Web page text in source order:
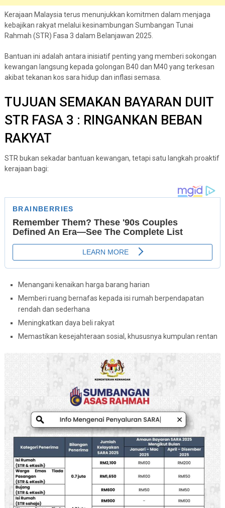
Kerajaan Malaysia terus menunjukkan komitmen dalam menjaga
kebajikan rakyat melalui kesinambungan Sumbangan Tunai
Rahmah (STR) Fasa 3 dalam Belanjawan 2025.
Bantuan ini adalah antara inisiatif penting yang memberi sokongan
kewangan langsung kepada golongan B40 dan M40 yang terkesan
akibat tekanan kos sara hidup dan inflasi semasa.
TUJUAN SEMAKAN BAYARAN DUIT
STR FASA 3 : RINGANKAN BEBAN
RAKYAT
STR bukan sekadar bantuan kewangan, tetapi satu langkah proaktif
kerajaan bagi:
Menangani kenaikan harga barang harian
Memberi ruang bernafas kepada isi rumah berpendapatan
rendah dan sederhana
Meningkatkan daya beli rakyat
Memastikan kesejahteraan sosial, khususnya kumpulan rentan